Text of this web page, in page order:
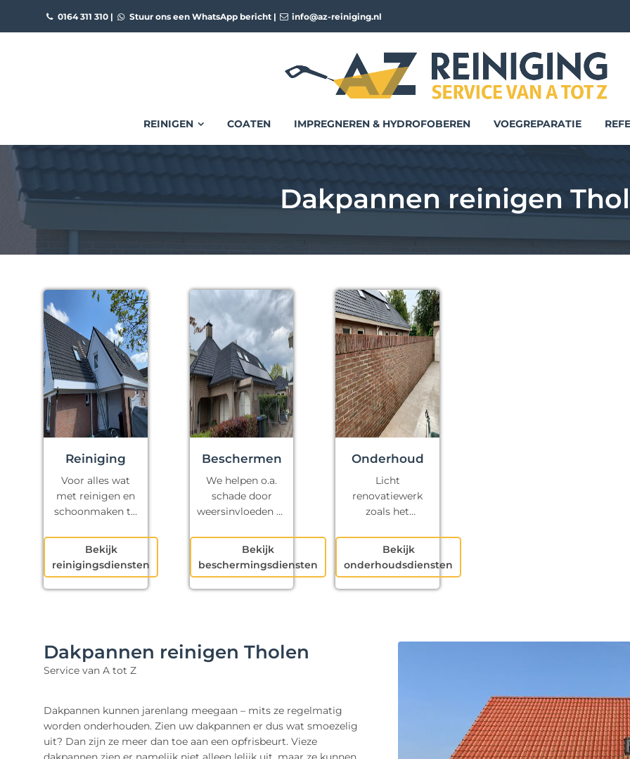
0164 311 310| Stuur ons een WhatsApp bericht| info@az-reiniging.nl
REINIGEN COATEN IMPREGNEREN & HYDROFOBEREN VOEGREPARATIE
Dakpannen reinigen
Reiniging
Voor alles wat
met reinigen en
schoonmaken te
Bekijk
reinigingsdiensten
Beschermen
We helpen o.a.
schade door
weersinvloeden te
Bekijk
beschermingsdiensten
Onderhoud
Licht
renovatiewerk
zoals het
kapotte voegen
en klein
schilderwerk.
Bekijk
onderhoudsdiensten
Dakpannen reinigen Tholen
Service van A tot Z
Dakpannen kunnen jarenlang meegaan – mits ze regelmatig
worden onderhouden. Zien uw dakpannen er dus wat smoezelig
uit? Dan zijn ze meer dan toe aan een opfrisbeurt. Vieze